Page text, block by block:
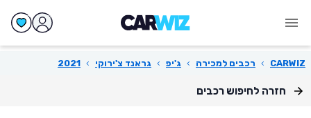
CARWIZ
› רכבים למכירה › ג'יפ › גראנד צ'ירוקי ›
2021
חזרה לחיפוש רכבים